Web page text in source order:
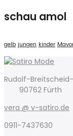
schau amol
gelb jungen kinder
Rudolf-Breitscheid-
90762 Fürth
vera @ v-satiro.de
0911-7437630